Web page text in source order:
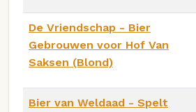
De Vriendschap - Bier
Gebrouwen voor Hof Van
Saksen (Blond)
Bier van Weldaad - Spelt